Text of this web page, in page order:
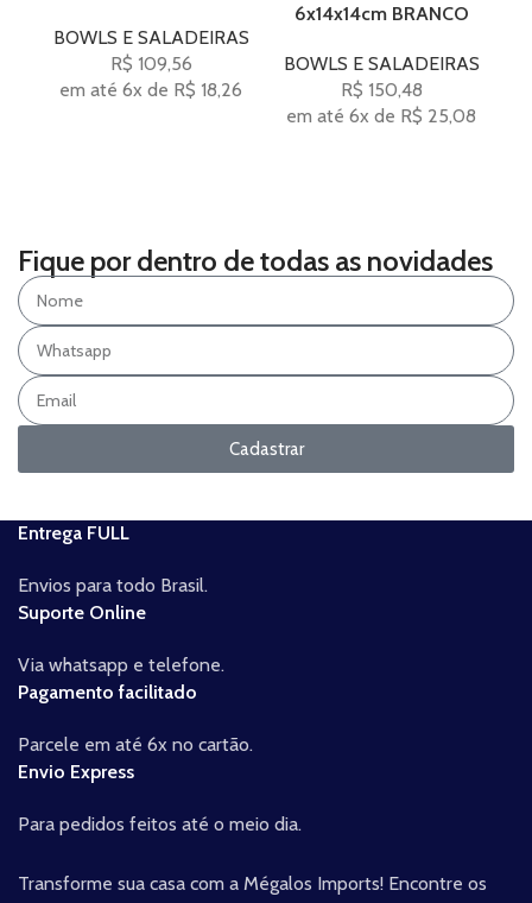
BOWLS E SALADEIRAS
R$ 109,56
em até 6x de R$ 18,26
6x14x14cm BRANCO
BOWLS E SALADEIRAS
R$ 150,48
em até 6x de R$ 25,08
Fique por dentro de todas as novidades
Cadastrar
Entrega FULL
Envios para todo Brasil.
Suporte Online
Via whatsapp e telefone.
Pagamento facilitado
Parcele em até 6x no cartão.
Envio Express
Para pedidos feitos até o meio dia.
Transforme sua casa com a Mégalos Imports! Encontre os